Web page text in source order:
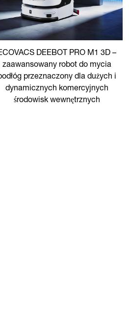
DEEBOT PRO M1 3D –
zaawansowany robot do mycia
przeznaczony dla dużych i
dynamicznych komercyjnych
środowisk wewnętrznych